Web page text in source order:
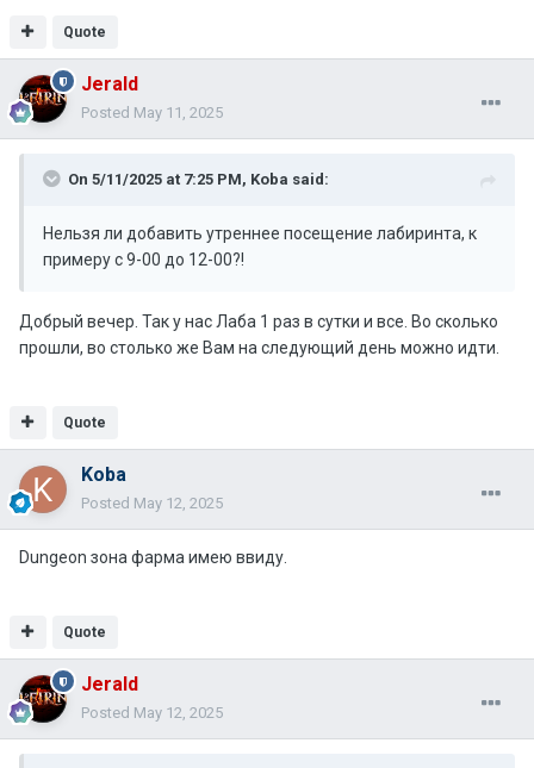
Quote
Jerald
Posted May 11, 2025
On 5/11/2025 at 7:25 PM, Koba said:
Нельзя ли добавить утреннее посещение лабиринта, к
примеру с 9-00 до 12-00?!
Добрый вечер. Так у нас Лаба 1 раз в сутки и все. Во сколько
прошли, во столько же Вам на следующий день можно идти.
Quote
Koba
Posted May 12, 2025
Dungeon зона фарма имею ввиду.
Quote
Jerald
Posted May 12, 2025